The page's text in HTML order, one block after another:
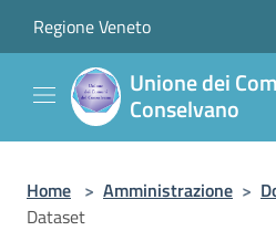
Regione Veneto
Unione dei
Conselvano
Home > Amministrazione >
Dataset